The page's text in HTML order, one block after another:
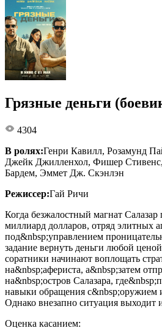
Грязные деньги
4304
В ролях:Генри Кавилл, Розамунд
Джейк Джилленхол, Фишер
Бардем, Эммет Дж. Скэнлэн
Режиссер:Гай Ричи
Когда безжалостный магнат Салазар
миллиард долларов, отряд элитных
под&nbsp;управлением
задание вернуть деньги любой
соратники начинают воплощать
на&nbsp;афериста, а&nbsp;затем
на&nbsp;остров Салазара,
навыки обращения с&nbsp;оружием
Однако внезапно ситуация выходит
Оценка касанием: